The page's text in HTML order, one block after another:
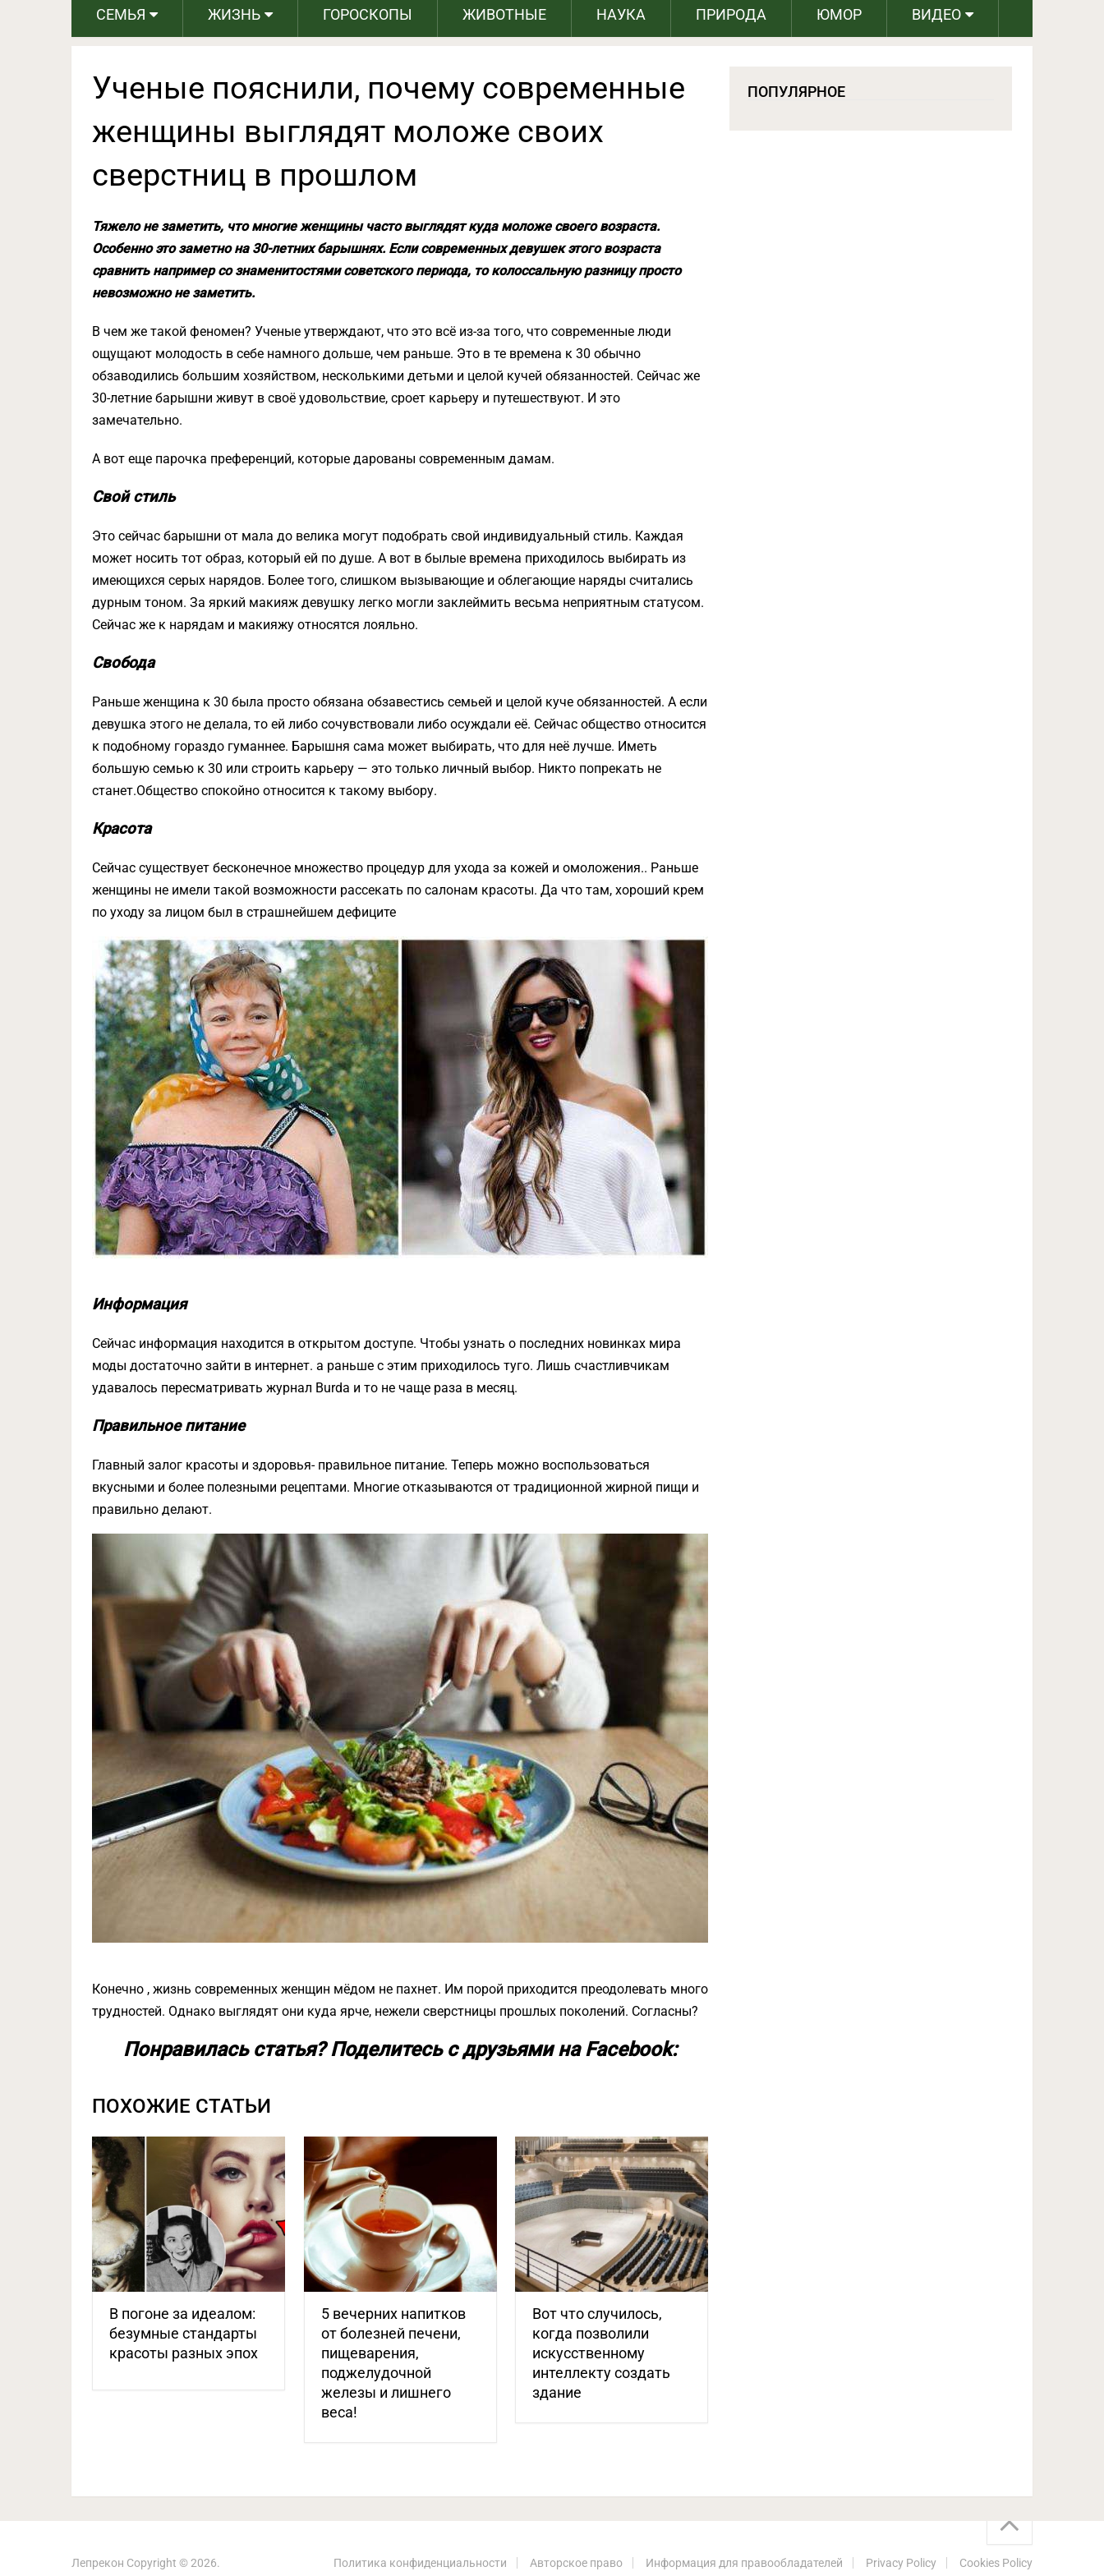
СЕМЬЯ ЖИЗНЬ ГОРОСКОПЫ ЖИВОТНЫЕ НАУКА ПРИРОДА ЮМОР ВИДЕО
Ученые пояснили, почему современные
женщины выглядят моложе своих
сверстниц в прошлом
Тяжело не заметить, что многие женщины часто выглядят куда моложе своего возраста.
Особенно это заметно на 30-летних барышнях. Если современных девушек этого возраста
сравнить например со знаменитостями советского периода, то колоссальную разницу просто
невозможно не заметить.
В чем же такой феномен? Ученые утверждают, что это всё из-за того, что современные люди
ощущают молодость в себе намного дольше, чем раньше. Это в те времена к 30 обычно
обзаводились большим хозяйством, несколькими детьми и целой кучей обязанностей. Сейчас же
30-летние барышни живут в своё удовольствие, сроет карьеру и путешествуют. И это
замечательно.
А вот еще парочка преференций, которые дарованы современным дамам.
Свой стиль
Это сейчас барышни от мала до велика могут подобрать свой индивидуальный стиль. Каждая
может носить тот образ, который ей по душе. А вот в былые времена приходилось выбирать из
имеющихся серых нарядов. Более того, слишком вызывающие и облегающие наряды считались
дурным тоном. За яркий макияж девушку легко могли заклеймить весьма неприятным статусом.
Сейчас же к нарядам и макияжу относятся лояльно.
Свобода
Раньше женщина к 30 была просто обязана обзавестись семьей и целой куче обязанностей. А если
девушка этого не делала, то ей либо сочувствовали либо осуждали её. Сейчас общество относится
к подобному гораздо гуманнее. Барышня сама может выбирать, что для неё лучше. Иметь
большую семью к 30 или строить карьеру — это только личный выбор. Никто попрекать не
станет.Общество спокойно относится к такому выбору.
Красота
Сейчас существует бесконечное множество процедур для ухода за кожей и омоложения.. Раньше
женщины не имели такой возможности рассекать по салонам красоты. Да что там, хороший крем
по уходу за лицом был в страшнейшем дефиците
Информация
Сейчас информация находится в открытом доступе. Чтобы узнать о последних новинках мира
моды достаточно зайти в интернет. а раньше с этим приходилось туго. Лишь счастливчикам
удавалось пересматривать журнал Burda и то не чаще раза в месяц.
Правильное питание
Главный залог красоты и здоровья- правильное питание. Теперь можно воспользоваться
вкусными и более полезными рецептами. Многие отказываются от традиционной жирной пищи и
правильно делают.
Конечно , жизнь современных женщин мёдом не пахнет. Им порой приходится преодолевать много
трудностей. Однако выглядят они куда ярче, нежели сверстницы прошлых поколений. Согласны?
Понравилась статья? Поделитесь с друзьями на Facebook:
ПОХОЖИЕ СТАТЬИ
В погоне за идеалом:
безумные стандарты
красоты разных эпох
5 вечерних напитков
от болезней печени,
пищеварения,
поджелудочной
железы и лишнего
веса!
Вот что случилось,
когда позволили
искусственному
интеллекту создать
здание
ПОПУЛЯРНОЕ
Лепрекон Copyright © 2026. Политика конфиденциальности Авторское право Информация для правообладателей Privacy Policy Cookies Policy